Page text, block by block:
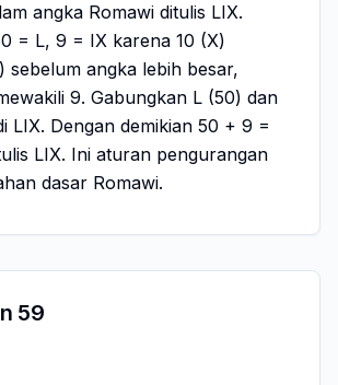
angka Romawi ditulis LIX.
= L, 9 = IX karena 10 (X)
sebelum angka lebih besar,
9. Gabungkan L (50) dan
LIX. Dengan demikian 50 + 9 =
LIX. Ini aturan pengurangan
dasar Romawi.
59